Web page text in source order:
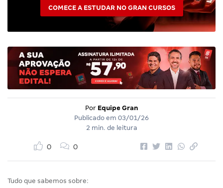
COMECE A ESTUDAR NO GRAN CURSOS
Por Equipe Gran
Publicado em 03/01/26
2 min. de leitura
0 0
Tudo que sabemos sobre: